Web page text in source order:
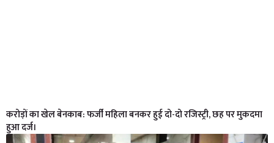
करोड़ों का खेल बेनकाब: फर्जी महिला बनकर हुई दो-दो रजिस्ट्री, छह पर मुकदमा
हुआ दर्ज।